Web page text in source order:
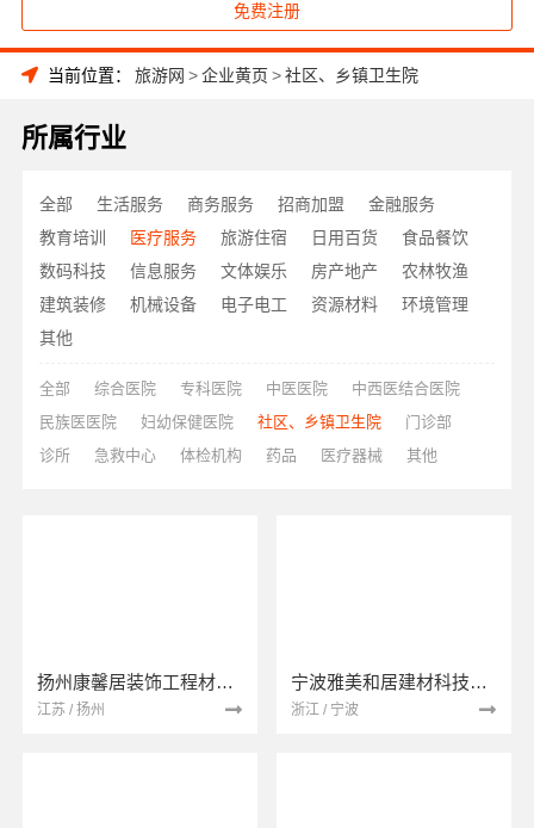
免费注册
当前位置： 旅游网 >企业黄页 >社区、乡镇卫生院
所属行业
全部 生活服务 商务服务 招商加盟
金融服务
教育培训
医疗服务 旅游住宿 日用百货
食品餐饮
数码科技
信息服务 文体娱乐 房产地产
农林牧渔
建筑装修
机械设备 电子电工 资源材料
环境管理
其他
全部 综合医院 专科医院 中医医院
中西医结合医院
民族医医院
妇幼保健医院 社区、乡镇卫生院
门诊部
诊所
急救中心 体检机构 药品 医疗器械 其他
扬州康馨居装饰工程材料有限公司
江苏 / 扬州
宁波雅美和居建材科技有限公司
浙江 / 宁波